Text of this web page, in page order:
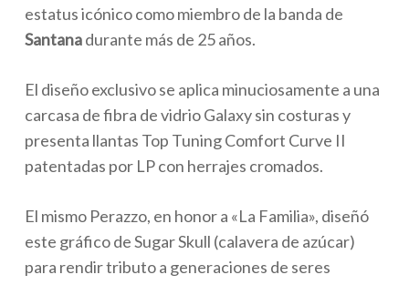
estatus icónico como miembro de la banda de
Santanadurante más de 25 años.
El diseño exclusivo se aplica minuciosamente a una
carcasa de fibra de vidrio Galaxy sin costuras y
presenta llantas Top Tuning Comfort Curve II
patentadas por LP con herrajes cromados.
El mismo Perazzo, en honor a «La Familia», diseñó
este gráfico de Sugar Skull (calavera de azúcar)
para rendir tributo a generaciones de seres